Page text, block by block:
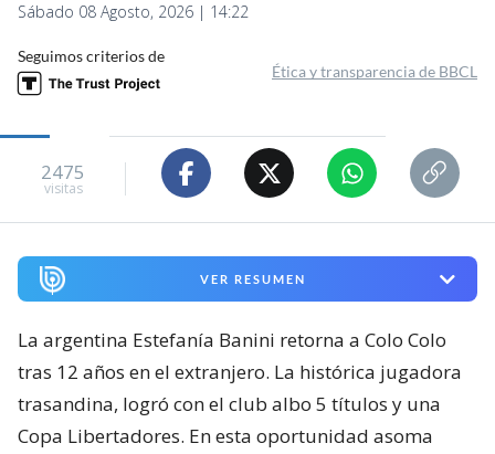
Sábado 08 Agosto, 2026 | 14:22
Seguimos criterios de
Ética y transparencia de BBCL
2475
visitas
VER RESUMEN
La argentina Estefanía Banini retorna a Colo Colo
tras 12 años en el extranjero. La histórica jugadora
trasandina, logró con el club albo 5 títulos y una
Copa Libertadores. En esta oportunidad asoma